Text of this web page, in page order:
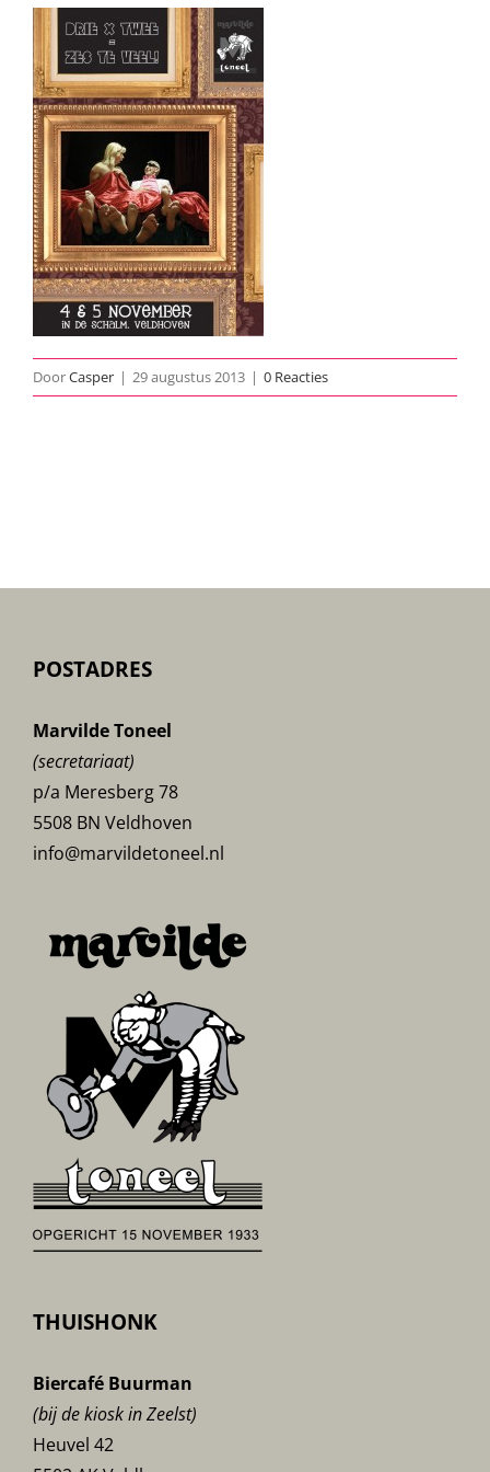
DoorCasper | 29 augustus 2013 | 0 Reacties
POSTADRES
Marvilde Toneel
(secretariaat)
p/a Meresberg 78
5508 BN Veldhoven
info@marvildetoneel.nl
THUISHONK
Biercafé Buurman
(bij de kiosk in Zeelst)
Heuvel 42